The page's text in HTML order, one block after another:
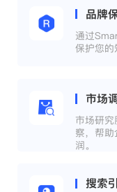
品牌
通过
保护您的
市场
市场研
察，帮
润。
搜索